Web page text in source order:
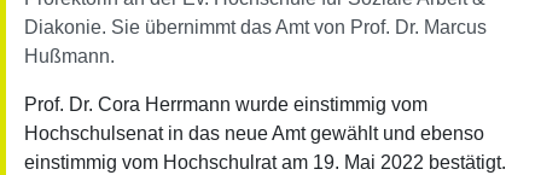
Diakonie. Sie übernimmt das Amt von Prof. Dr. Marcus
Hußmann.
Prof. Dr. Cora Herrmann wurde einstimmig vom
Hochschulsenat in das neue Amt gewählt und ebenso
einstimmig vom Hochschulrat am 19. Mai 2022 bestätigt.